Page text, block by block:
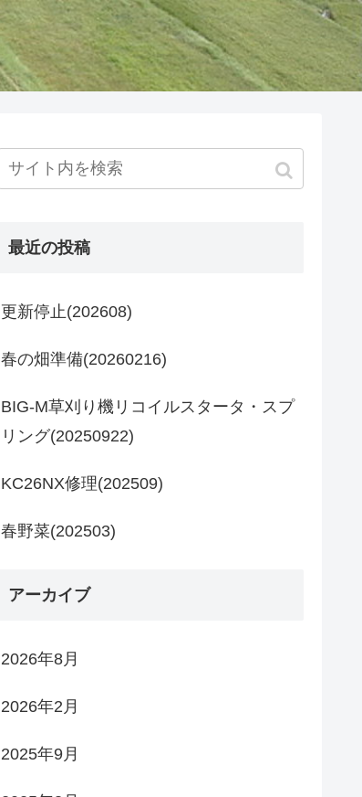
最近の投稿
更新停止(202608)
春の畑準備(20260216)
BIG-M草刈り機リコイルスタータ・スプ
リング(20250922)
KC26NX修理(202509)
春野菜(202503)
アーカイブ
2026年8月
2026年2月
2025年9月